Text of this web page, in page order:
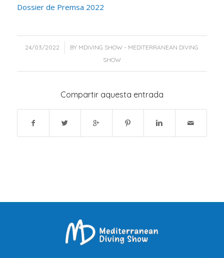
Dossier de Premsa 2022
24/03/2022
/ BY MDIVING SHOW - MEDITERRANEAN DIVING
SHOW
Compartir aquesta entrada